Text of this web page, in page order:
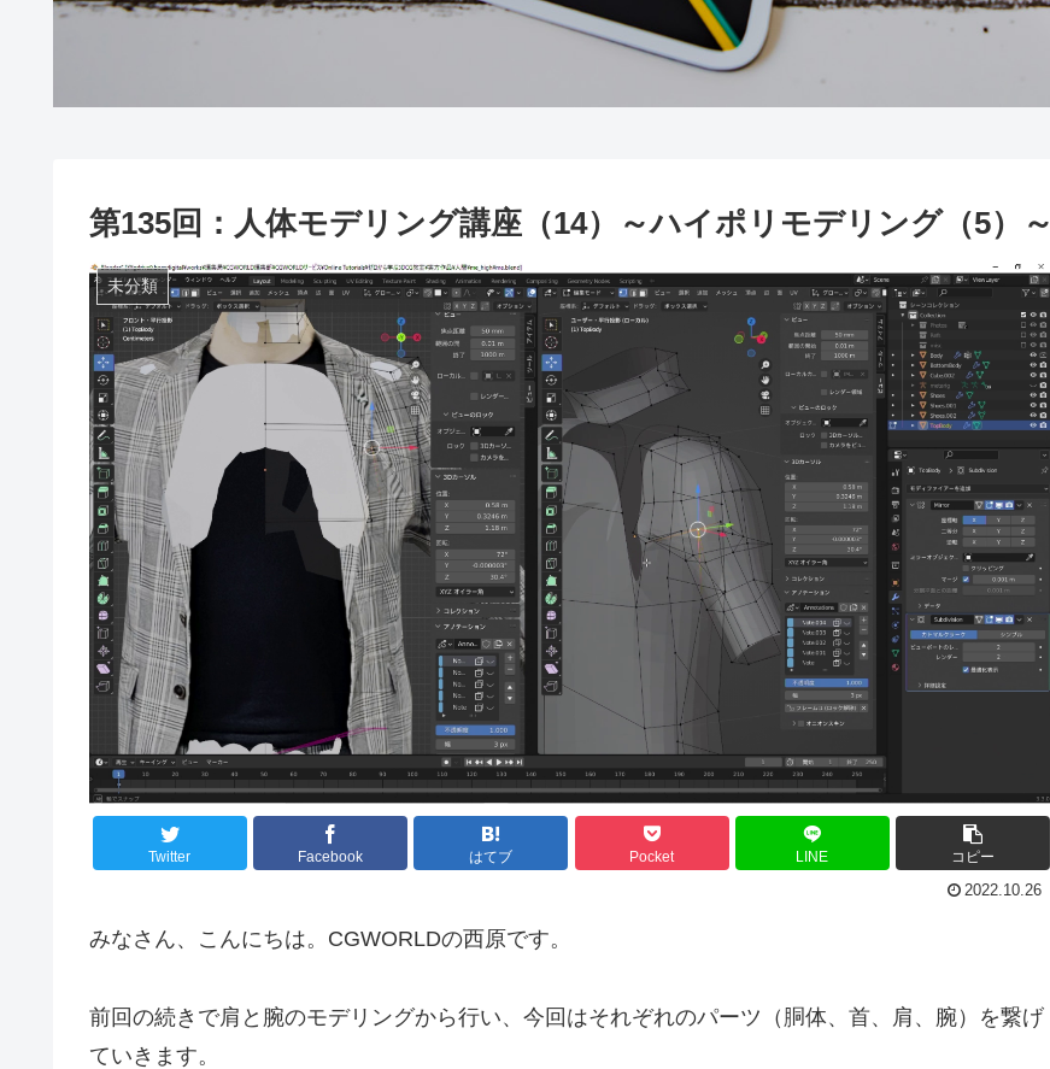
第135回：人体モデリング講座（14）～ハイポリモデリング（5）～
未分類
Twitter Facebook はてブ Pocket LINE コピー
2022.10.26
みなさん、こんにちは。CGWORLDの西原です。
前回の続きで肩と腕のモデリングから行い、今回はそれぞれのパーツ（胴体、首、肩、腕）を繋げ
ていきます。